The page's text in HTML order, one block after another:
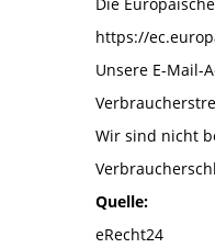
https://
Unsere E-Mail-
Wir sind nicht
Quelle:
eRecht24